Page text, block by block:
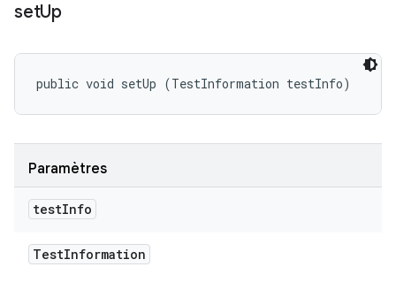
setUp
public void setUp (TestInformation testInfo)
Paramètres
testInfo
TestInformation